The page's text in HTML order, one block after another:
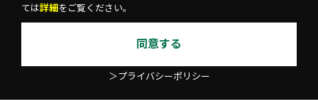
ては詳細 をご覧ください。
同意する
＞プライバシーポリシー